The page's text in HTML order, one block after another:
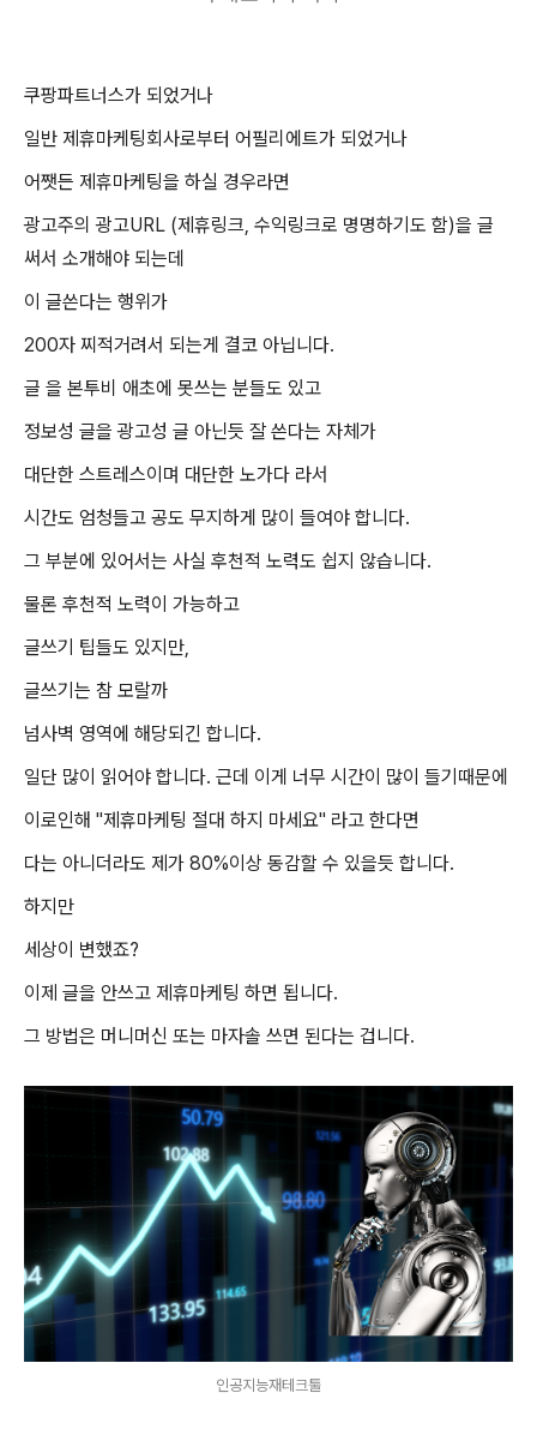
쿠팡파트너스가 되었거나
일반 제휴마케팅회사로부터 어필리에트가 되었거나
어쨋든 제휴마케팅을 하실 경우라면
광고주의 광고URL (제휴링크, 수익링크로 명명하기도 함)을 글
써서 소개해야 되는데
이 글쓴다는 행위가
200자 찌적거려서 되는게 결코 아닙니다.
글 을 본투비 애초에 못쓰는 분들도 있고
정보성 글을 광고성 글 아닌듯 잘 쓴다는 자체가
대단한 스트레스이며 대단한 노가다 라서
시간도 엄청들고 공도 무지하게 많이 들여야 합니다.
그 부분에 있어서는 사실 후천적 노력도 쉽지 않습니다.
물론 후천적 노력이 가능하고
글쓰기 팁들도 있지만,
글쓰기는 참 모랄까
넘사벽 영역에 해당되긴 합니다.
일단 많이 읽어야 합니다. 근데 이게 너무 시간이 많이 들기때문에
이로인해 "제휴마케팅 절대 하지 마세요" 라고 한다면
다는 아니더라도 제가 80%이상 동감할 수 있을듯 합니다.
하지만
세상이 변했죠?
이제 글을 안쓰고 제휴마케팅 하면 됩니다.
그 방법은 머니머신 또는 마자솔 쓰면 된다는 겁니다.
인공지능재테크툴